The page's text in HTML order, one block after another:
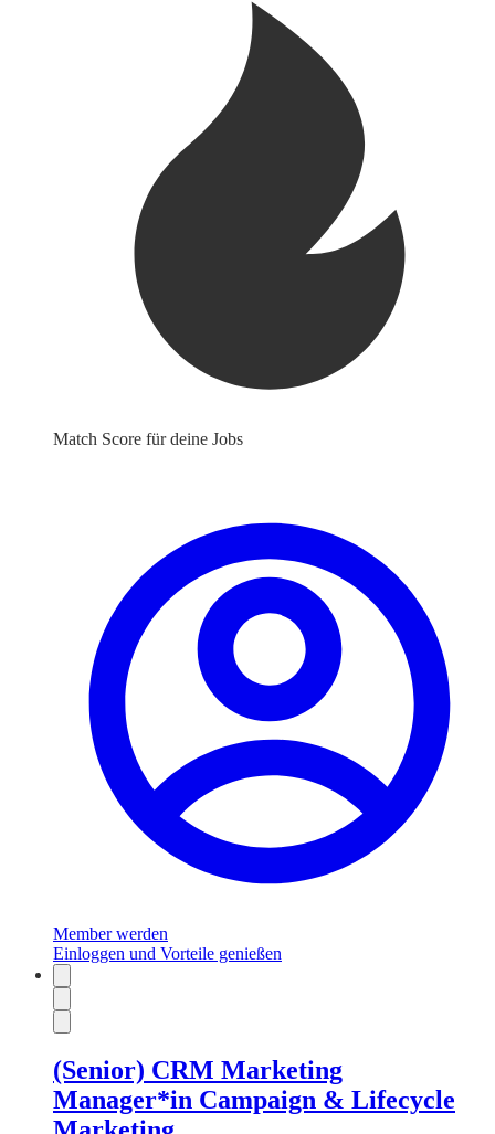
Match Score für deine Jobs
Member werden
Einloggen und Vorteile genießen
(Senior) CRM Marketing
Manager*in Campaign & Lifecycle